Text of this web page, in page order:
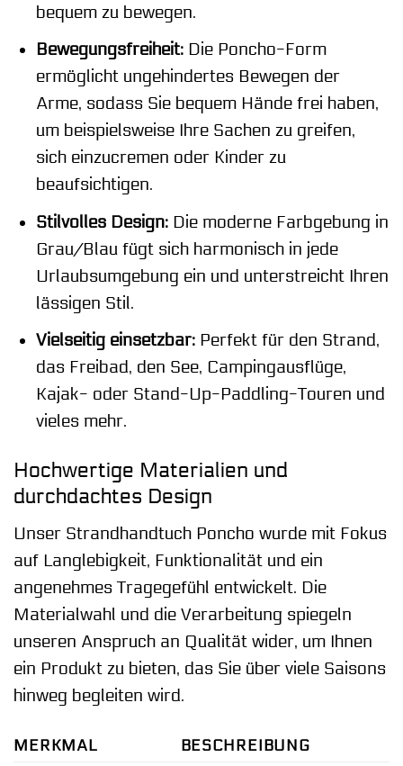
bequem zu bewegen.
Bewegungsfreiheit:Die Poncho-Form
ermöglicht ungehindertes Bewegen der
Arme, sodass Sie bequem Hände frei haben,
um beispielsweise Ihre Sachen zu greifen,
sich einzucremen oder Kinder zu
beaufsichtigen.
Stilvolles Design:Die moderne Farbgebung in
Grau/Blau fügt sich harmonisch in jede
Urlaubsumgebung ein und unterstreicht Ihren
lässigen Stil.
Vielseitig einsetzbar:Perfekt für den Strand,
das Freibad, den See, Campingausflüge,
Kajak- oder Stand-Up-Paddling-Touren und
vieles mehr.
Hochwertige Materialien und
durchdachtes Design
Unser Strandhandtuch Poncho wurde mit Fokus
auf Langlebigkeit, Funktionalität und ein
angenehmes Tragegefühl entwickelt. Die
Materialwahl und die Verarbeitung spiegeln
unseren Anspruch an Qualität wider, um Ihnen
ein Produkt zu bieten, das Sie über viele Saisons
hinweg begleiten wird.
MERKMAL BESCHREIBUNG